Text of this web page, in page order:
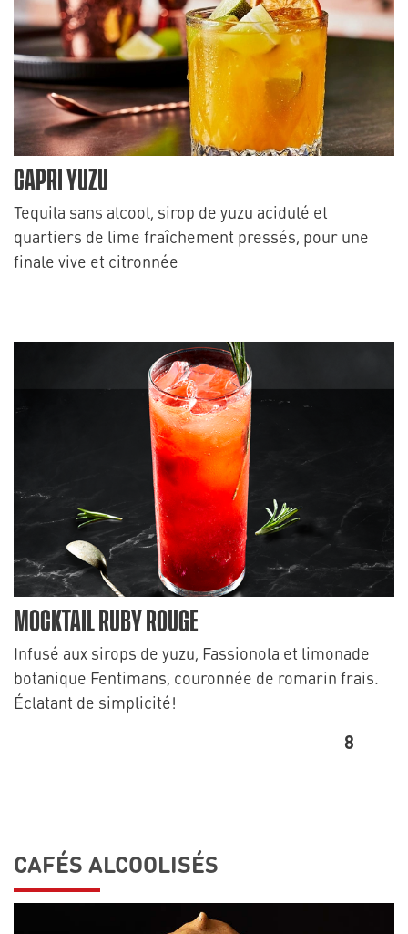
CAPRI YUZU
Tequila sans alcool, sirop de yuzu acidulé et
quartiers de lime fraîchement pressés, pour une
finale vive et citronnée
MOCKTAIL RUBY ROUGE
Infusé aux sirops de yuzu, Fassionola et limonade
botanique Fentimans, couronnée de romarin frais.
Éclatant de simplicité!
8
CAFÉS ALCOOLISÉS